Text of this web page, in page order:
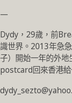
—
Dydy，29歲，前
識世界。2013年急
子）開始一年的外
postcard回來香港給